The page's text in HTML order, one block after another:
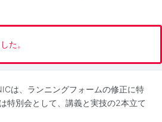
た。
は、ランニングフォームの修正に特
特別会として、講義と実技の2本立て